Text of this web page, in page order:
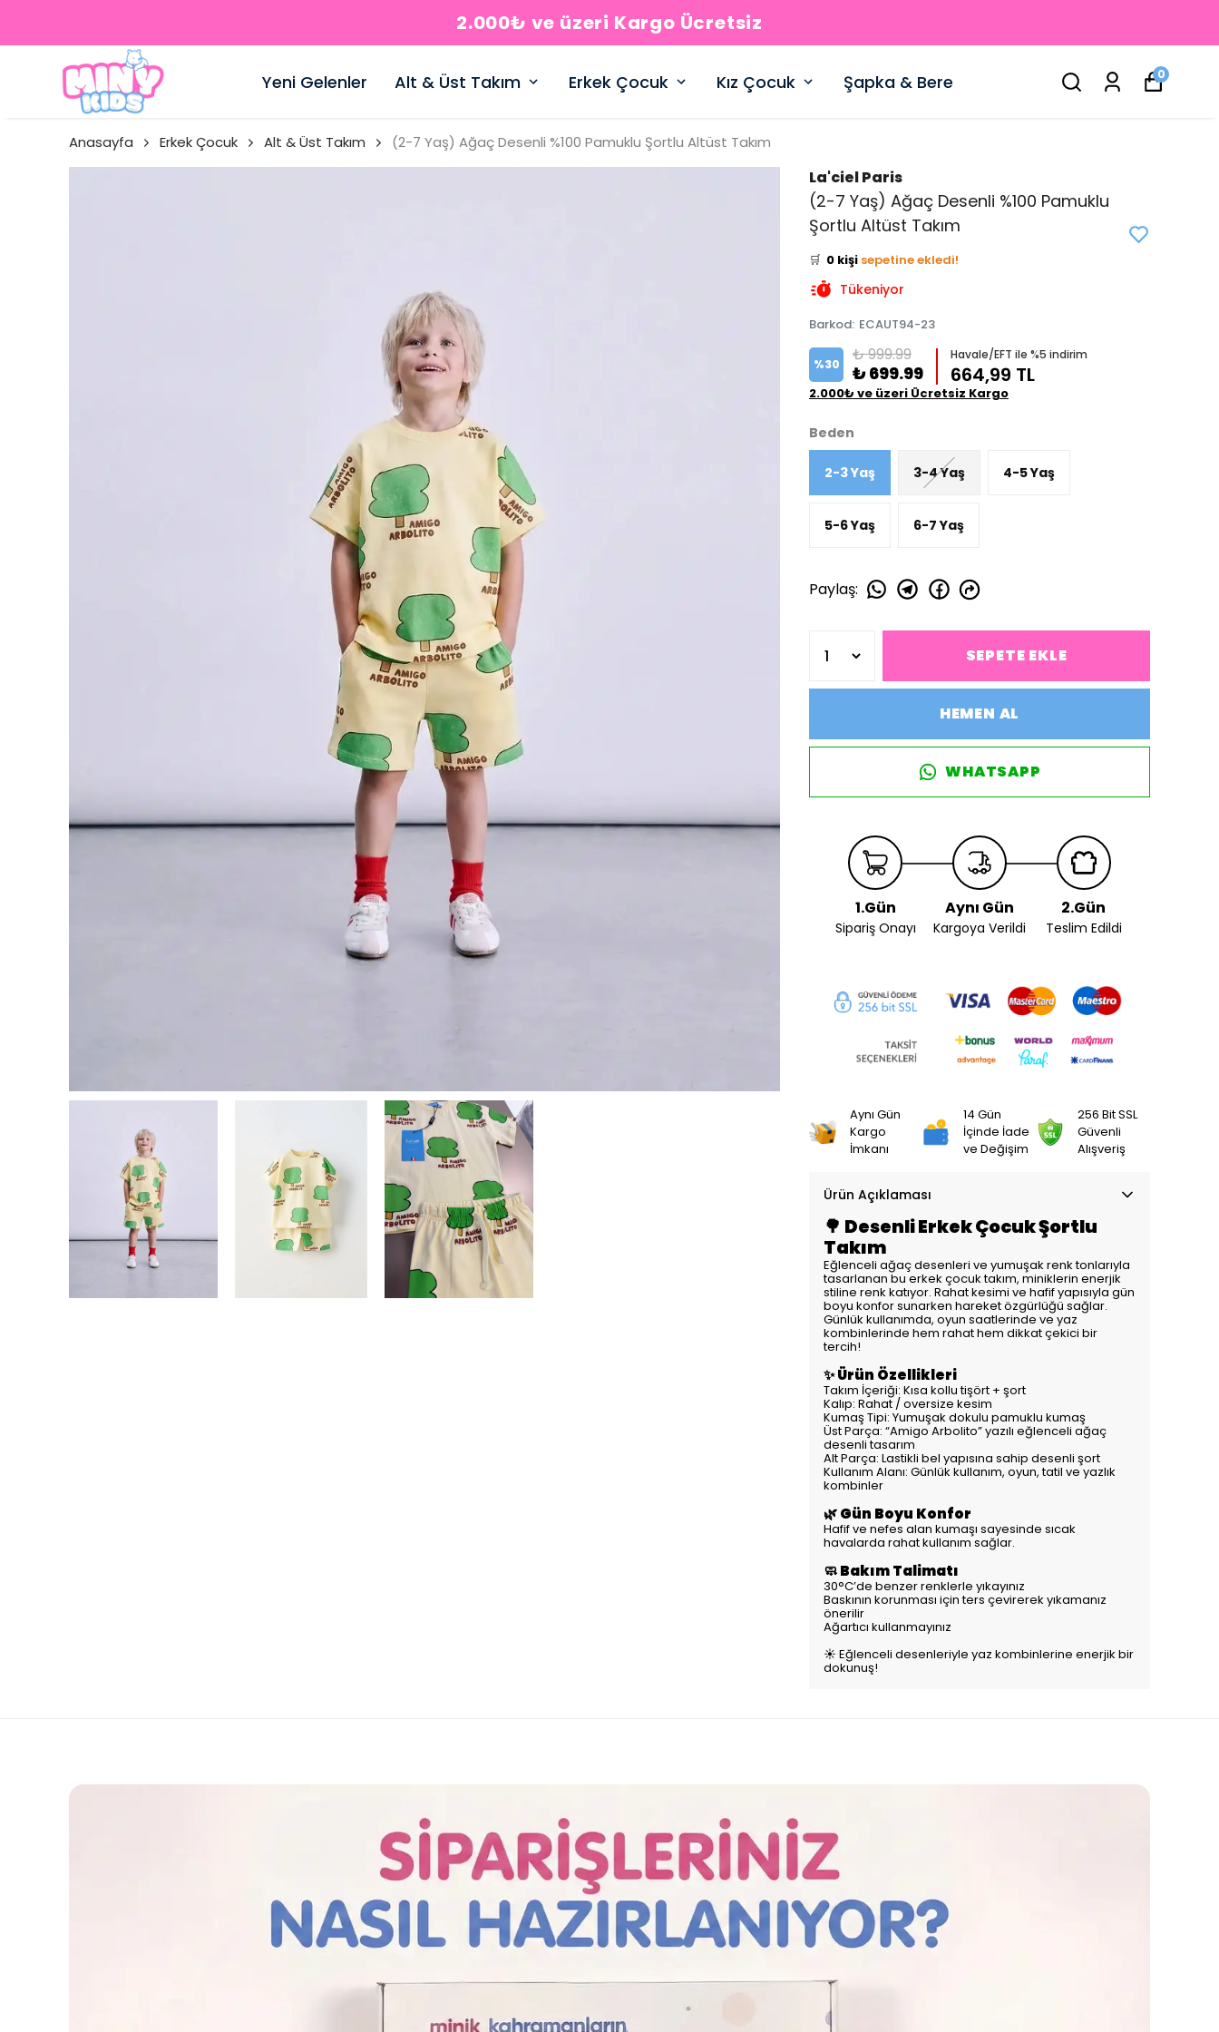
2.000₺ ve üzeri Kargo Ücretsiz
Yeni Gelenler Alt & Üst Takım Erkek Çocuk Kız Çocuk Şapka & Bere 0
Anasayfa Erkek Çocuk Alt & Üst Takım (2-7 Yaş) Ağaç Desenli %100 Pamuklu Şortlu Altüst Takım
La'ciel Paris
(2-7 Yaş) Ağaç Desenli %100 Pamuklu
Şortlu Altüst Takım
👀 Şu an 5 kişi
inceliyor!
⭐️
🛒 0 kişi sepetine ekledi!
✅ Bugün 0 adet
Tükeniyor
Barkod: ECAUT94-23
%30 ₺ 999.99
₺ 699.99
Havale/EFT ile %5 indirim
664,99 TL
2.000₺ ve üzeri Ücretsiz Kargo
Beden
2-3 Yaş 3-4 Yaş 4-5 Yaş
5-6 Yaş 6-7 Yaş
Paylaş:
SEPETE EKLE
HEMEN AL
WHATSAPP
1.Gün
Sipariş Onayı
Aynı Gün
Kargoya Verildi
2.Gün
Teslim Edildi
Aynı Gün
Kargo
İmkanı
14 Gün
İçinde İade
ve Değişim
256 Bit SSL
Güvenli
Alışveriş
Ürün Açıklaması
🌳 Desenli Erkek Çocuk Şortlu
Takım
Eğlenceli ağaç desenleri ve yumuşak renk tonlarıyla
tasarlanan bu erkek çocuk takım, miniklerin enerjik
stiline renk katıyor. Rahat kesimi ve hafif yapısıyla gün
boyu konfor sunarken hareket özgürlüğü sağlar.
Günlük kullanımda, oyun saatlerinde ve yaz
kombinlerinde hem rahat hem dikkat çekici bir
tercih!
✨ Ürün Özellikleri
Takım İçeriği: Kısa kollu tişört + şort
Kalıp: Rahat / oversize kesim
Kumaş Tipi: Yumuşak dokulu pamuklu kumaş
Üst Parça: “Amigo Arbolito” yazılı eğlenceli ağaç
desenli tasarım
Alt Parça: Lastikli bel yapısına sahip desenli şort
Kullanım Alanı: Günlük kullanım, oyun, tatil ve yazlık
kombinler
🌿 Gün Boyu Konfor
Hafif ve nefes alan kumaşı sayesinde sıcak
havalarda rahat kullanım sağlar.
🧼 Bakım Talimatı
30°C’de benzer renklerle yıkayınız
Baskının korunması için ters çevirerek yıkamanız
önerilir
Ağartıcı kullanmayınız
☀️ Eğlenceli desenleriyle yaz kombinlerine enerjik bir
dokunuş!